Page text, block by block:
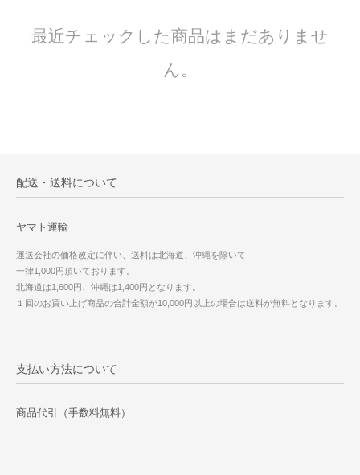
最近チェックした商品はまだありませ
ん。
配送・送料について
ヤマト運輸
運送会社の価格改定に伴い、送料は北海道、沖縄を除いて
一律1,000円頂いております。
北海道は1,600円、沖縄は1,400円となります。
１回のお買い上げ商品の合計金額が10,000円以上の場合は送料が無料となります。
支払い方法について
商品代引（手数料無料）